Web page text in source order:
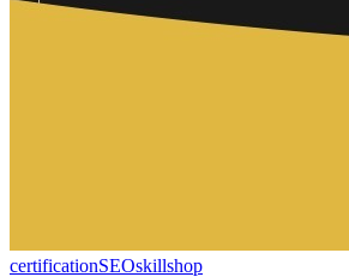
certificationSEOskillshop